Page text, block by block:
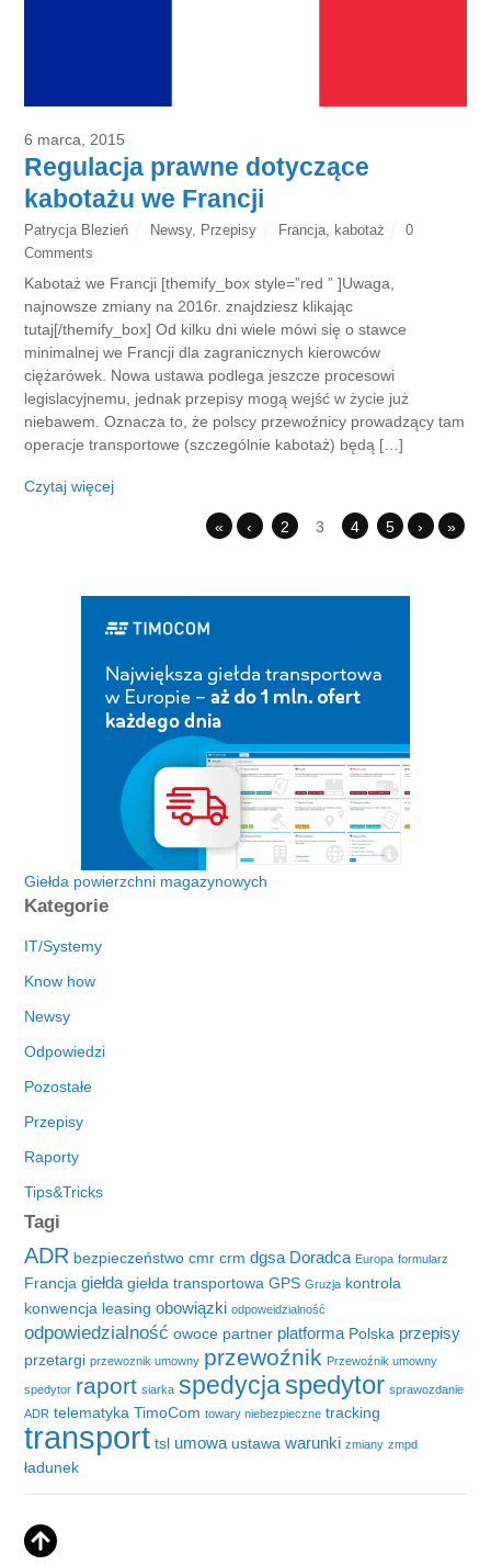
6 marca, 2015
Regulacja prawne dotyczące
kabotażu we Francji
Patrycja Blezień Newsy, Przepisy Francja, kabotaż
0
Comments
Kabotaż we Francji [themify_box style=”red ” ]Uwaga,
najnowsze zmiany na 2016r. znajdziesz klikając
tutaj[/themify_box] Od kilku dni wiele mówi się o stawce
minimalnej we Francji dla zagranicznych kierowców
ciężarówek. Nowa ustawa podlega jeszcze procesowi
legislacyjnemu, jednak przepisy mogą wejść w życie już
niebawem. Oznacza to, że polscy przewoźnicy prowadzący tam
operacje transportowe (szczególnie kabotaż) będą […]
Czytaj więcej
« ‹ 2 3 4 5 › »
Giełda powierzchni magazynowych
Kategorie
IT/Systemy
Know how
Newsy
Odpowiedzi
Pozostałe
Przepisy
Raporty
Tips&Tricks
Tagi
ADR bezpieczeństwo cmr crm dgsa Doradca Europa formularz
Francja giełda giełda transportowa GPS Gruzja kontrola
konwencja leasing obowiązki odpoweidzialność
odpowiedzialność owoce partner platforma Polska przepisy
przetargi przewoznik umowny przewoźnik Przewoźnik umowny
spedytor raport siarka spedycjaspedytor sprawozdanie
ADR telematyka TimoCom towary niebezpieczne tracking
transport tsl umowa ustawa warunki zmiany zmpd
ładunek